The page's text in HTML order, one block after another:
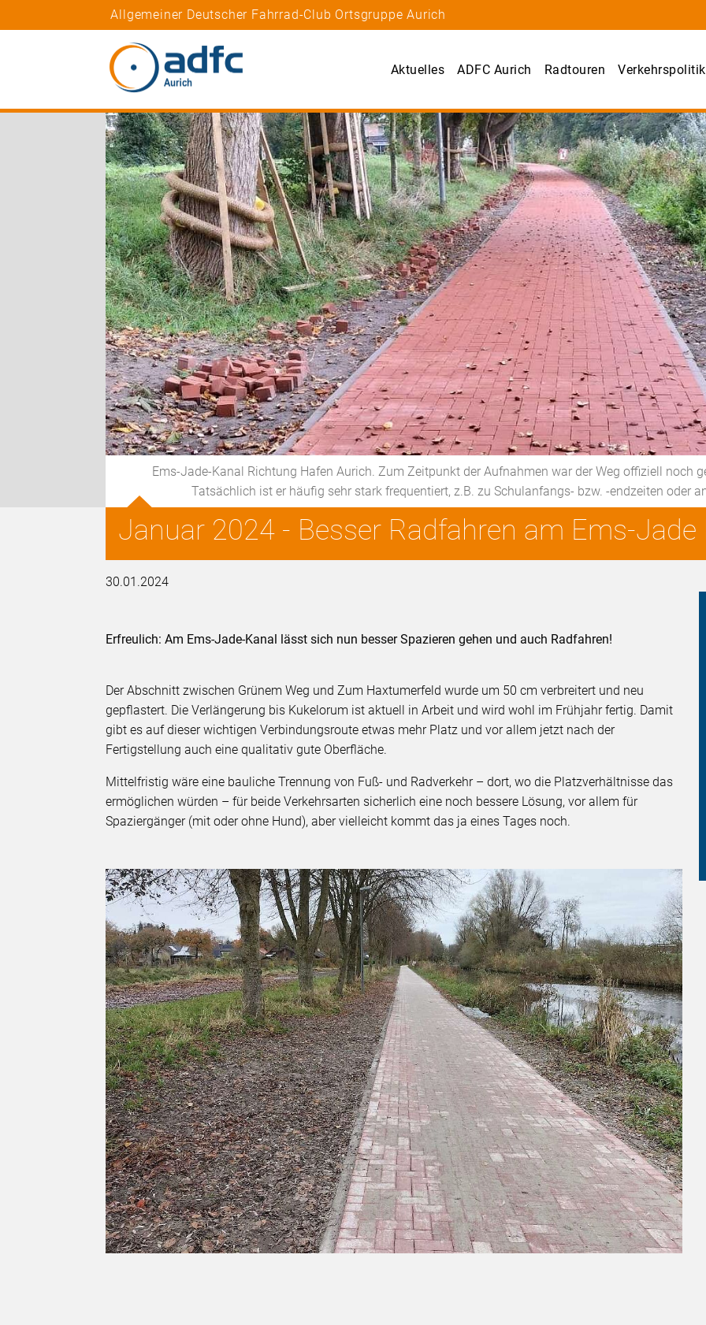
Allgemeiner Deutscher Fahrrad-Club Ortsgruppe Aurich
Aktuelles ADFC Aurich Radtouren Verkehrspolitik
Ems-Jade-Kanal Richtung Hafen Aurich. Zum Zeitpunkt der Aufnahmen war der Weg offiziell noch
Tatsächlich ist er häufig sehr stark frequentiert, z.B. zu Schulanfangs- bzw. -endzeiten oder
Januar 2024 - Besser Radfahren am Ems-Jade
30.01.2024
Erfreulich: Am Ems-Jade-Kanal lässt sich nun besser Spazieren gehen und auch Radfahren!
Der Abschnitt zwischen Grünem Weg und Zum Haxtumerfeld wurde um 50 cm verbreitert und neu
gepflastert. Die Verlängerung bis Kukelorum ist aktuell in Arbeit und wird wohl im Frühjahr fertig. Damit
gibt es auf dieser wichtigen Verbindungsroute etwas mehr Platz und vor allem jetzt nach der
Fertigstellung auch eine qualitativ gute Oberfläche.
Mittelfristig wäre eine bauliche Trennung von Fuß- und Radverkehr – dort, wo die Platzverhältnisse das
ermöglichen würden – für beide Verkehrsarten sicherlich eine noch bessere Lösung, vor allem für
Spaziergänger (mit oder ohne Hund), aber vielleicht kommt das ja eines Tages noch.